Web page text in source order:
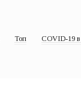
Топ COVID-19 в